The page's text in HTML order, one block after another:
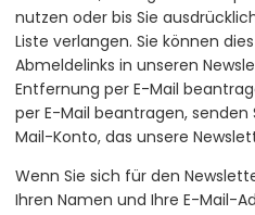
nutzen oder bis Sie
Liste verlangen. Sie können
Abmeldelinks in unseren
Entfernung per E-Mail
per E-Mail beantragen,
Mail-Konto, das unsere
Wenn Sie sich für den
Ihren Namen und Ihre E-Mail-